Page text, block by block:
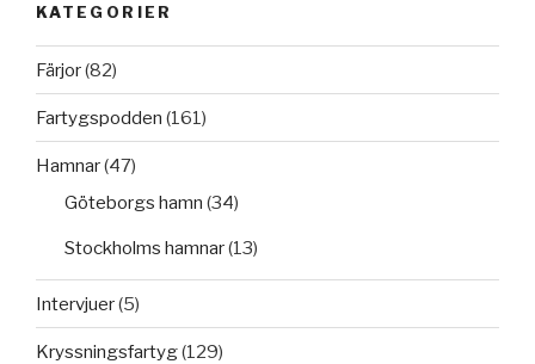
KATEGORIER
Färjor(82)
Fartygspodden (161)
Hamnar(47)
Göteborgs hamn (34)
Stockholms hamnar(13)
Intervjuer(5)
Kryssningsfartyg(129)